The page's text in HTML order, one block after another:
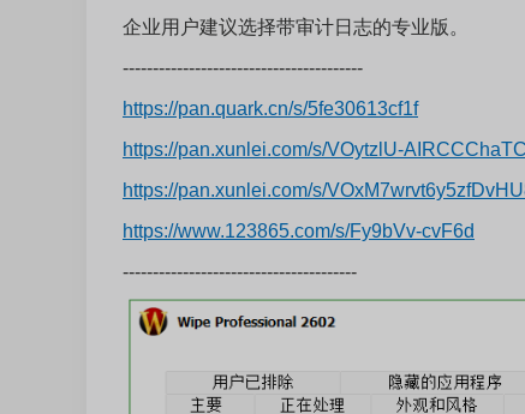
企业用户建议选择带审计日志的专业版。
----------------------------------------
https://pan.quark.cn/s/5fe30613cf1f
https://pan.xunlei.com/s/VOytzlU-
https://pan.xunlei.com/s/
https://www.123865.com/s/Fy9bVv-cvF6d
---------------------------------------